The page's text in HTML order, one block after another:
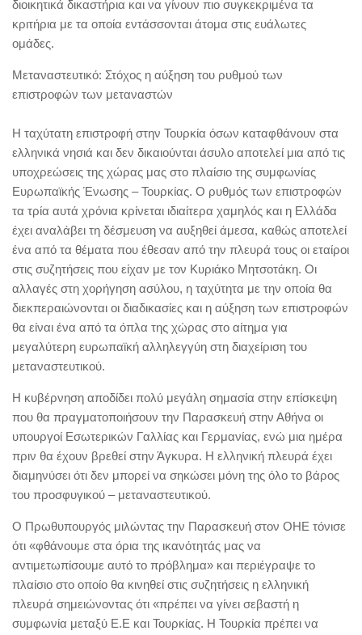
διοικητικά δικαστήρια και να γίνουν πιο συγκεκριμένα τα
κριτήρια με τα οποία εντάσσονται άτομα στις ευάλωτες
ομάδες.
Μεταναστευτικό: Στόχος η αύξηση του ρυθμού των
επιστροφών των μεταναστών
Η ταχύτατη επιστροφή στην Τουρκία όσων καταφθάνουν στα
ελληνικά νησιά και δεν δικαιούνται άσυλο αποτελεί μια από τις
υποχρεώσεις της χώρας μας στο πλαίσιο της συμφωνίας
Ευρωπαϊκής Ένωσης – Τουρκίας. Ο ρυθμός των επιστροφών
τα τρία αυτά χρόνια κρίνεται ιδιαίτερα χαμηλός και η Ελλάδα
έχει αναλάβει τη δέσμευση να αυξηθεί άμεσα, καθώς αποτελεί
ένα από τα θέματα που έθεσαν από την πλευρά τους οι εταίροι
στις συζητήσεις που είχαν με τον Κυριάκο Μητσοτάκη. Οι
αλλαγές στη χορήγηση ασύλου, η ταχύτητα με την οποία θα
διεκπεραιώνονται οι διαδικασίες και η αύξηση των επιστροφών
θα είναι ένα από τα όπλα της χώρας στο αίτημα για
μεγαλύτερη ευρωπαϊκή αλληλεγγύη στη διαχείριση του
μεταναστευτικού.
Η κυβέρνηση αποδίδει πολύ μεγάλη σημασία στην επίσκεψη
που θα πραγματοποιήσουν την Παρασκευή στην Αθήνα οι
υπουργοί Εσωτερικών Γαλλίας και Γερμανίας, ενώ μια ημέρα
πριν θα έχουν βρεθεί στην Άγκυρα. Η ελληνική πλευρά έχει
διαμηνύσει ότι δεν μπορεί να σηκώσει μόνη της όλο το βάρος
του προσφυγικού – μεταναστευτικού.
Ο Πρωθυπουργός μιλώντας την Παρασκευή στον ΟΗΕ τόνισε
ότι «φθάνουμε στα όρια της ικανότητάς μας να
αντιμετωπίσουμε αυτό το πρόβλημα» και περιέγραψε το
πλαίσιο στο οποίο θα κινηθεί στις συζητήσεις η ελληνική
πλευρά σημειώνοντας ότι «πρέπει να γίνει σεβαστή η
συμφωνία μεταξύ Ε.Ε και Τουρκίας. Η Τουρκία πρέπει να